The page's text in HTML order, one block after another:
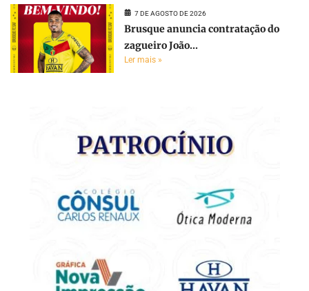
7 DE AGOSTO DE 2026
Brusque anuncia contratação do
zagueiro João...
Ler mais »